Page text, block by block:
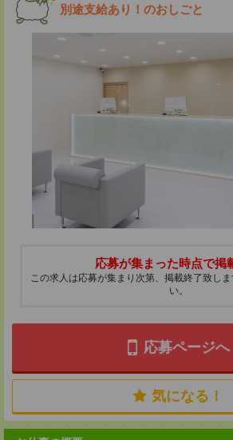
別途支給あり！のおしごと
応募が集まった時点で掲
この求人は応募が集まり次第、掲載終了致し
い。
応募ページへ
気になる！